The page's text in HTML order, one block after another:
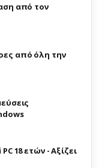
από τον
από όλη την
18 ετών - Αξίζει